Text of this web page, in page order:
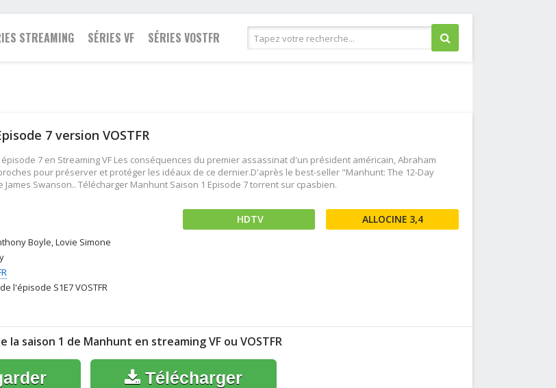
Animation
Biopic
Comédie
Epouvante-horreur
Policier
Romance
STREAMING
Animation
Biopic
Comédie
Musical
Policier
Science fiction
SÉRIES VF SÉRIES VOSTFR
7 version VOSTFR
7 en Streaming VF Les conséquences du premier assassinat d'un président américain, Abraham
pour préserver et protéger les idéaux de ce dernier.D'après le best-seller "Manhunt: The 12-Day
James Swanson.. Télécharger Manhunt Saison 1 Episode 7 torrent sur cpasbien.
Boyle, Lovie Simone
l'épisode S1E7 VOSTFR
HDTV 3,4
la saison 1 de Manhunt en streaming VF ou VOSTFR
Télécharger